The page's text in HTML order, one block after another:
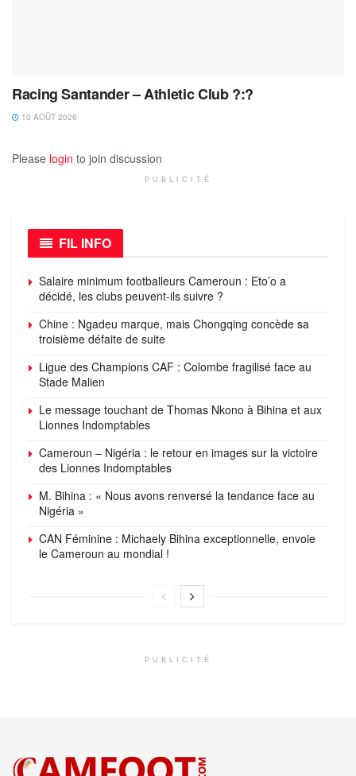
Racing Santander – Athletic Club ?:?
10 AOÛT 2026
Please login to join discussion
PUBLICITÉ
FIL INFO
Salaire minimum footballeurs Cameroun : Eto’o a
décidé, les clubs peuvent-ils suivre ?
Chine : Ngadeu marque, mais Chongqing concède sa
troisième défaite de suite
Ligue des Champions CAF : Colombe fragilisé face au
Stade Malien
Le message touchant de Thomas Nkono à Bihina et aux
Lionnes Indomptables
Cameroun – Nigéria : le retour en images sur la victoire
des Lionnes Indomptables
M. Bihina : « Nous avons renversé la tendance face au
Nigéria »
CAN Féminine : Michaely Bihina exceptionnelle, envoie
le Cameroun au mondial !
PUBLICITÉ